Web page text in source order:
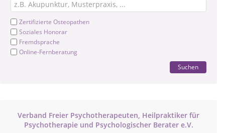
Zertifizierte Osteopathen
Soziales Honorar
Fremdsprache
Online-Fernberatung
Suchen
Verband Freier Psychotherapeuten, Heilpraktiker für
Psychotherapie und Psychologischer Berater e.V.